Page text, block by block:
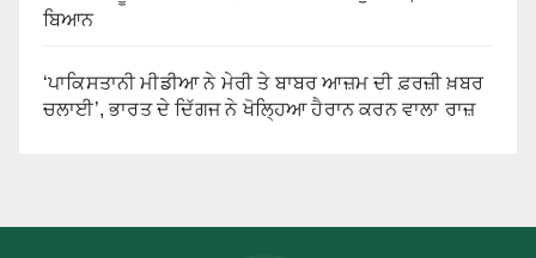
ਬਿਆਨ
‘ਪਾਕਿਸਤਾਨੀ ਮੀਡੀਆ ਨੇ ਮੇਰੀ ਤੇ ਬਾਬਰ ਆਜ਼ਮ ਦੀ ਫ਼ਰਜ਼ੀ ਖ਼ਬਰ
ਚਲਾਈ’, ਭਾਰਤ ਦੇ ਦਿੱਗਜ ਨੇ ਖੋਲ੍ਹਿਆ ਹੈਰਾਨ ਕਰਨ ਵਾਲਾ ਰਾਜ਼